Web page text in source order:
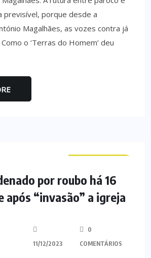
previsível, porque desde a
Magalhães, as vozes contra já
o ‘Terras do Homem’ deu
por roubo há 16
após “invasão” a igreja
11/12/2023
0
COMENTÁRIOS